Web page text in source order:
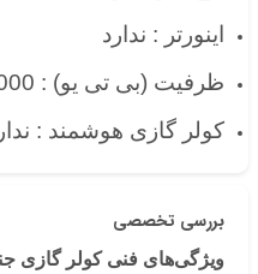
اینورتر : ندارد
ظرفیت (بی تی یو) : 24000
کولر گازی هوشمند :
بررسی تخصصی